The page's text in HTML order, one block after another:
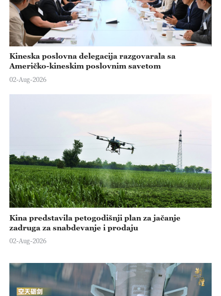
Kineska poslovna delegacija razgovarala sa
Američko-kineskim poslovnim savetom
02-Aug-2026
Kina predstavila petogodišnji plan za jačanje
zadruga za snabdevanje i prodaju
02-Aug-2026